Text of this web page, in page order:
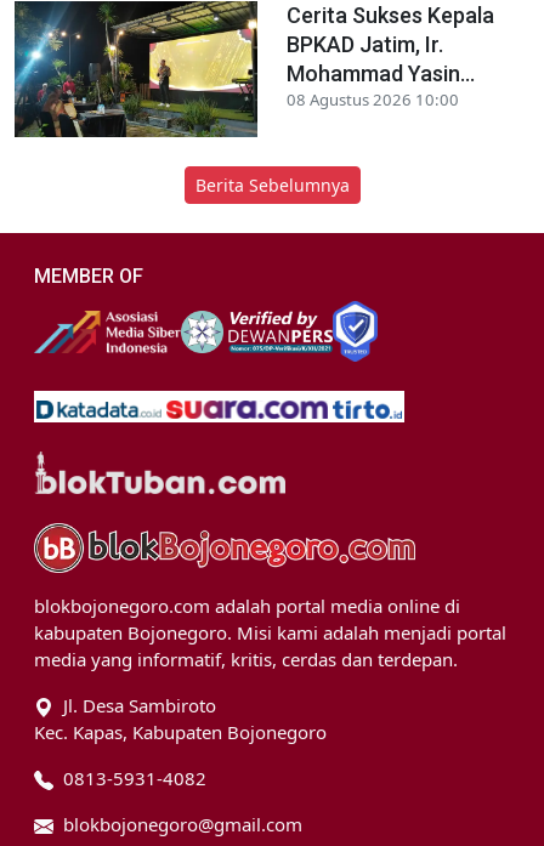
Cerita Sukses Kepala
BPKAD Jatim, Ir.
Mohammad Yasin...
08 Agustus 2026 10:00
Berita Sebelumnya
MEMBER OF
blokbojonegoro.com adalah portal media online di
kabupaten Bojonegoro. Misi kami adalah menjadi portal
media yang informatif, kritis, cerdas dan terdepan.
Jl. Desa Sambiroto
Kec. Kapas, Kabupaten Bojonegoro
0813-5931-4082
blokbojonegoro@gmail.com